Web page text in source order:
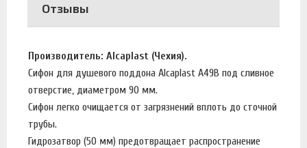
Отзывы
Производитель: Alcaplast (Чехия).
Сифон для душевого поддона Alcaplast A49B под сливное
отверстие, диаметром 90 мм.
Сифон легко очищается от загрязнений вплоть до сточной
трубы.
Гидрозатвор (50 мм) предотвращает распространение